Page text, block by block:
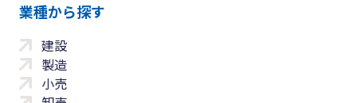
業種から探す
建設
製造
小売